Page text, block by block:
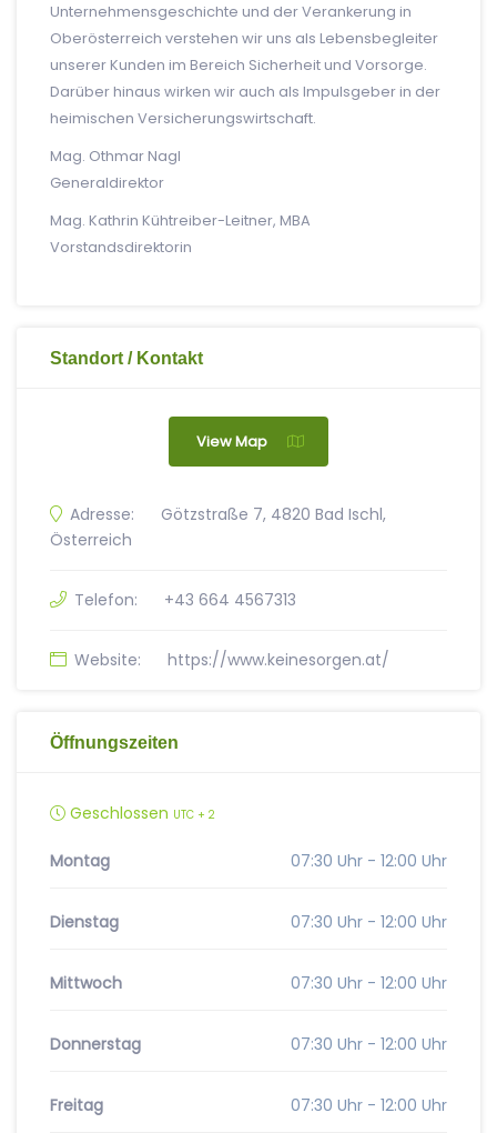
Unternehmensgeschichte und der Verankerung in
Oberösterreich verstehen wir uns als Lebensbegleiter
unserer Kunden im Bereich Sicherheit und Vorsorge.
Darüber hinaus wirken wir auch als Impulsgeber in der
heimischen Versicherungswirtschaft.
Mag. Othmar Nagl
Generaldirektor
Mag. Kathrin Kühtreiber-Leitner, MBA
Vorstandsdirektorin
Standort / Kontakt
View Map
Adresse:
Götzstraße 7, 4820 Bad Ischl,
Österreich
Telefon: +43 664 4567313
Website: https://www.keinesorgen.at/
Öffnungszeiten
Geschlossen UTC + 2
Montag 07:30 Uhr - 12:00 Uhr
Dienstag 07:30 Uhr - 12:00 Uhr
Mittwoch 07:30 Uhr - 12:00 Uhr
Donnerstag 07:30 Uhr - 12:00 Uhr
Freitag 07:30 Uhr - 12:00 Uhr